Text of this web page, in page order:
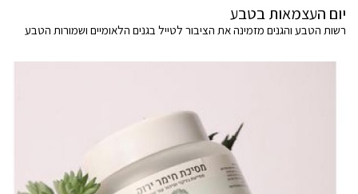
יום העצמאות בטבע
רשות הטבע והגנים מזמינה את הציבור לטייל בגנים הלאומיים ושמורות הטבע